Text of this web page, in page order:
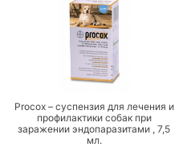
ПЕРЕЙТИ
Procox – суспензия для лечения и
профилактики собак при
заражении эндопаразитами , 7,5
мл.